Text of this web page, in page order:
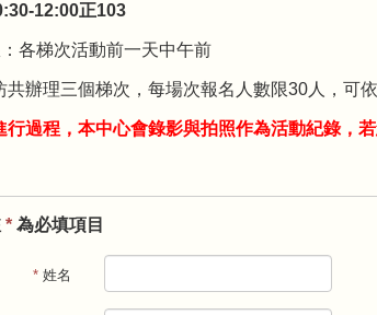
12:00正103
各梯次活動前一天中午前
共辦理三個梯次，每場次報名人數限30人，可
行過程，本中心會錄影與拍照作為活動紀錄，
* 為必填項目
* 姓名